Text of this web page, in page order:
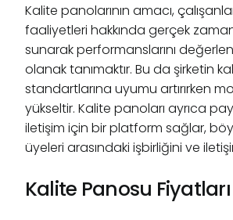
Kalite panolarının amacı,
faaliyetleri hakkında gerçek
sunarak performanslarını
olanak tanımaktır. Bu da şirketin
standartlarına uyumu artırırken
yükseltir. Kalite panoları ayrıca
iletişim için bir platform sağlar,
üyeleri arasındaki işbirliğini ve
Kalite Panosu Fiyatları